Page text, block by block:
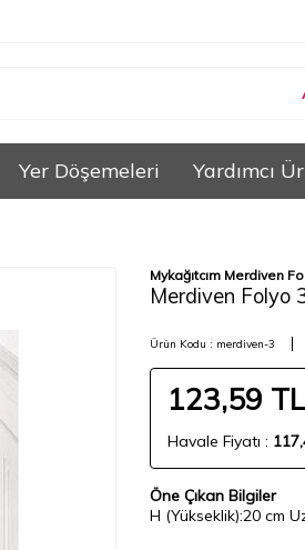
Yer Döşemeleri Yardımcı
Mykağıtcım Merdiven
Merdiven Folyo
Ürün Kodu : merdiven-3
123,59 TL
Havale Fiyatı :
Öne Çıkan Bilgiler
H (Yükseklik):20 cm